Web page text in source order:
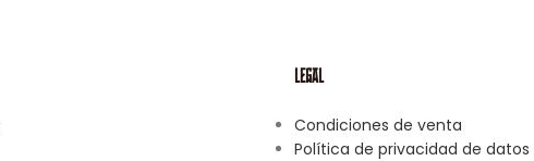
LEGAL
Condiciones de venta
Política de privacidad de datos